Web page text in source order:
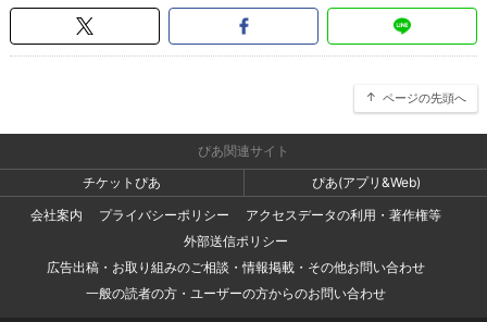
ページの先頭へ
ぴあ関連サイト
チケットぴあ
ぴあ(アプリ&Web)
会社案内
プライバシーポリシー
アクセスデータの利用・著作権等
外部送信ポリシー
広告出稿・お取り組みのご相談・情報掲載・その他お問い合わせ
一般の読者の方・ユーザーの方からのお問い合わせ